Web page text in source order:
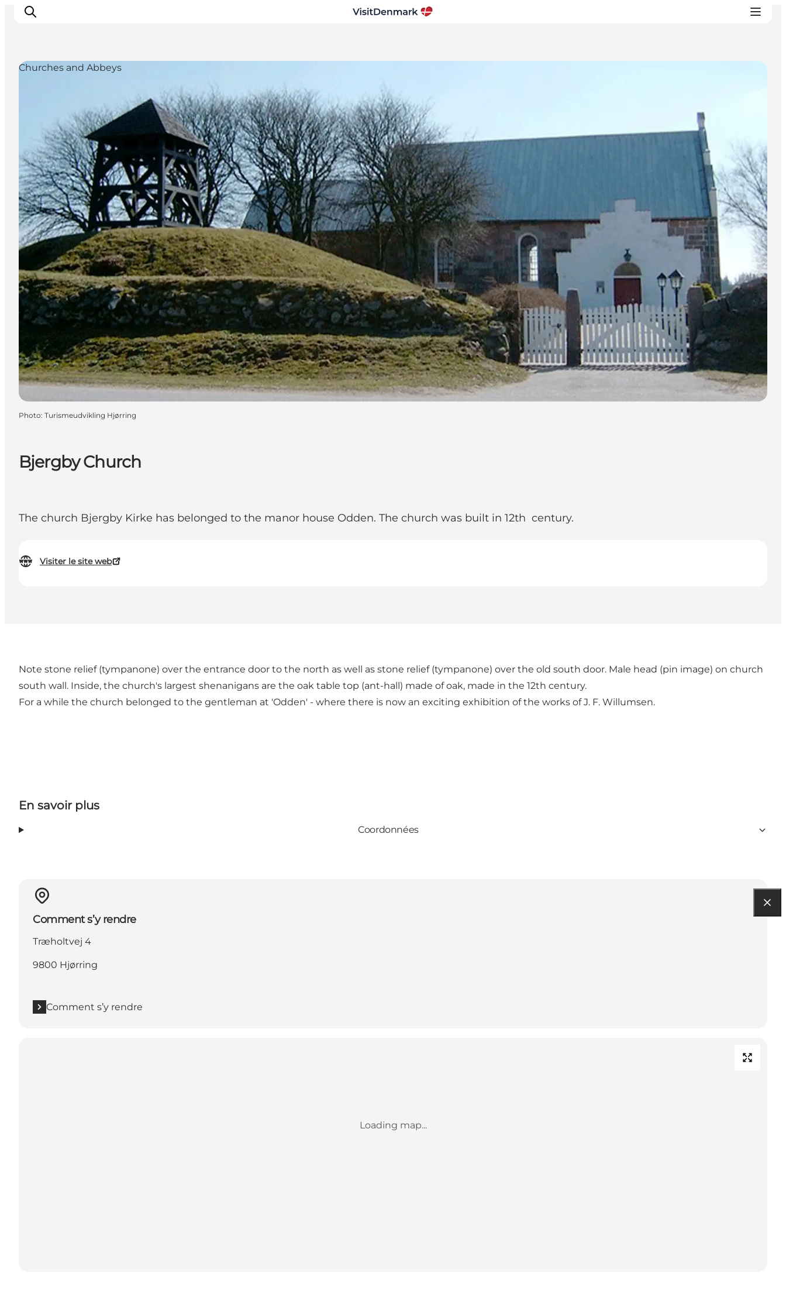
Destinations
Quoi faire
Hébergements
Planifiez votre voyage
Bjergby Church
The church Bjergby Kirke has belonged to the manor house Odden. The church was built in 12th century.
Visiter le site web
Churches and Abbeys
Photo: Turismeudvikling Hjørring
Note stone relief (tympanone) over the entrance door to the north as well as stone relief (tympanone) over the old south door. Male head (pin image) on church
south wall. Inside, the church's largest shenanigans are the oak table top (ant-hall) made of oak, made in the 12th century.
For a while the church belonged to the gentleman at 'Odden' - where there is now an exciting exhibition of the works of J. F. Willumsen.
En savoir plus
Coordonnées
Comment s’y rendre
Træholtvej 4
9800 Hjørring
Comment s’y rendre
Loading map...